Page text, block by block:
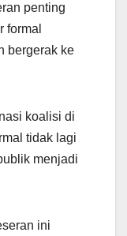
penting
formal
bergerak ke
koalisi di
tidak lagi
menjadi
ini